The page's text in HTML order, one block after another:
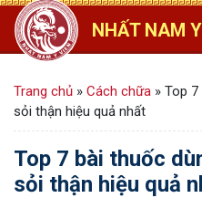
NHẤT NAM
Trang chủ » Cách chữa » Top
sỏi thận hiệu quả nhất
Top 7 bài thuốc
sỏi thận hiệu quả